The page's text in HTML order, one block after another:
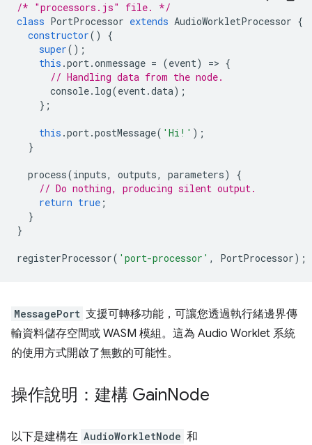
/* "processors.js" file. */
class PortProcessor extends AudioWorkletProcessor {
constructor()
{
super();
this .port.onmessage = (event) => {
// Handling data from the node.
console. log(event.data);
};
this .port.postMessage( 'Hi!' );
}
process(inputs, outputs, parameters)
{
// Do nothing, producing silent output.
return true ;
}
}
registerProcessor( 'port-processor' , PortProcessor);
MessagePort 支援可轉移功能，可讓您透過執行緒邊界傳
輸資料儲存空間或 WASM 模組。這為 Audio Worklet 系統
的使用方式開啟了無數的可能性。
操作說明：建構 GainNode
以下是建構在 AudioWorkletNode 和